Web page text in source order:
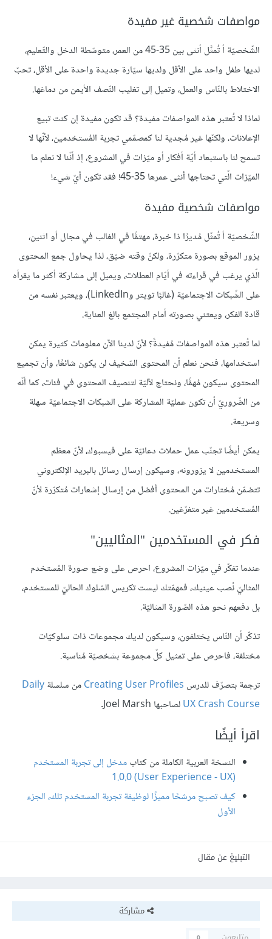
مواصفات شخصية غير مفيدة
الشّخصيّة أ تُمثَّل أنثى بين 35-45 من العمر، متوسّطة الدخل والتّعليم،
لديها طفل واحد على الأقل ولديها سيّارة جديدة واحدة على الأقل، تحبّ
الاختلاط بالنّاس والعمل، وتميل إلى تغليب النّصف الأيمن من دماغها.
لماذا لا تُعتبر هذه المواصفات مفيدة؟ قد تكون مفيدة إن كنت تبيع
الإعلانات، ولكنّها غير مُجدية لنا كمصمّمي تجربة المُستخدمين، لأنّها لا
تسمح لنا باستبعاد أيّة أفكار أو ميّزات في المشروع، إذ أنّنا لا نعلم ما
الميّزات الّتي تحتاجها أنثى عمرها 35-45! فقد تكون أيّ شيء!
مواصفات شخصية مفيدة
الشّخصيّة أ تُمثّل مُديرًا ذا خبرة، مهتمًّا في الغالب في مجال أو اثنين،
يزور الموقع بصورة متكرّرة، ولكنّ وقته ضيّق، لذا يحاول جمع المحتوى
الّذي يرغب في قراءته في أيّام العطلات، ويميل إلى مشاركة أكثر ما يقرأه
على الشّبكات الاجتماعيّة (غالبًا تويتر وLinkedIn)، ويعتبر نفسه من
قادة الفكر، ويعتني بصورته أمام المجتمع بالغ العناية.
لما تُعتبر هذه المواصفات مُفيدةً؟ لأنّ لدينا الآن معلومات كثيرة يمكن
استخدامها، فنحن نعلم أن المحتوى السّخيف لن يكون شائعًا، وأن تجميع
المحتوى سيكون مُهمًّا، ونحتاج لآليّة لتنصيف المحتوى في فئات، كما أنّه
من الضّروريّ أن تكون عمليّة المشاركة على الشبكات الاجتماعيّة سهلة
وسريعة.
يمكن أيضًا تجنّب عمل حملات دعائيّة على فيسبوك، لأنّ معظم
المستخدمين لا يزورونه، وسيكون إرسال رسائل بالبريد الإلكتروني
تتضمّن مُختارات من المحتوى أفضل من إرسال إشعارات مُتكرّرة لأنّ
المُستخدمين غير متفرّغين.
فكر في المستخدمين "المثاليين"
عندما تفكّر في ميّزات المشروع، احرص على وضع صورة المُستخدم
المثاليّ نُصب عينيك، فمهمّتك ليست تكريس السّلوك الحاليّ للمستخدم،
بل دفعهم نحو هذه الصّورة المثاليّة.
تذكّر أن النّاس يختلفون، وسيكون لديك مجموعات ذات سلوكيّات
مختلفة، فاحرص على تمثيل كلّ مجموعة بشخصيّة مُناسبة.
ترجمة بتصرّف للدرس Creating User Profilesمن سلسلةDaily
UX Crash Courseلصاحبها Joel Marsh.
اقرأ أيضًا
النسخة العربية الكاملة من كتابمدخل إلى تجربة المستخدم
(User Experience - UX) 1.0.0
كيف تصبح مرشحًا مميزًا لوظيفة تجربة المستخدم تلك، الجزء
الأول
التبليغ عن مقال
مشاركة